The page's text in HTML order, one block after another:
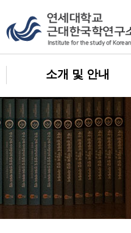
소개 및 안내